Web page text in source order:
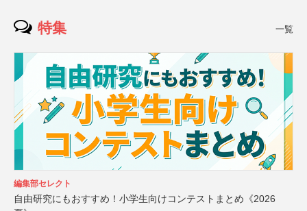
特集 一覧
編集部セレクト
自由研究にもおすすめ！小学生向けコンテストまとめ《2026